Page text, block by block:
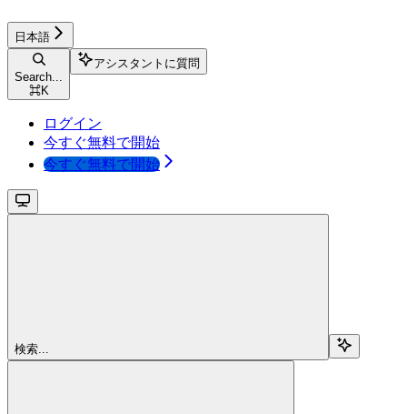
日本語
Search...
⌘K
アシスタントに質問
ログイン
今すぐ無料で開始
今すぐ無料で開始
検索...